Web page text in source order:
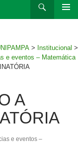
> Institucional >
e eventos – Matemática
A
e eventos –